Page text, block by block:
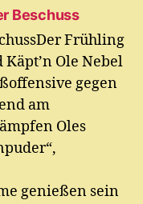
Beschuss
Frühling
Ole Nebel
gegen
am
Oles
genießen sein